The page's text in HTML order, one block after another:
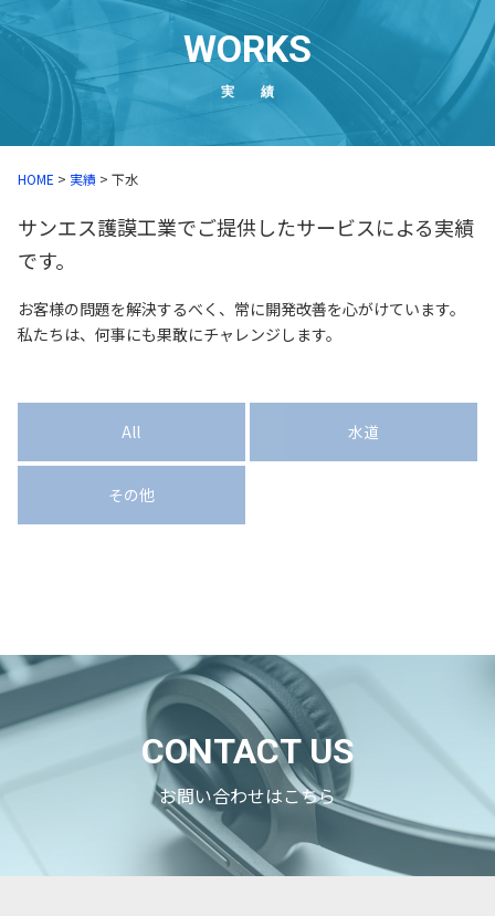
WORKS
実 績
HOME > 実績 > 下水
サンエス護謨工業でご提供したサービスによる実績
です。
お客様の問題を解決するべく、常に開発改善を心がけています。
私たちは、何事にも果敢にチャレンジします。
All 水道
その他
CONTACT US
お問い合わせはこちら